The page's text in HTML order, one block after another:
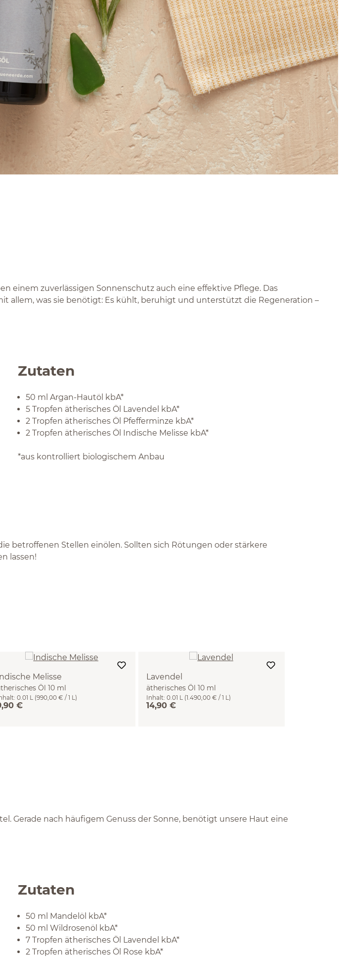
einem zuverlässigen Sonnenschutz auch eine effektive Pflege. Das
allem, was sie benötigt: Es kühlt, beruhigt und unterstützt die Regeneration –
Zutaten
50 ml Argan-Hautöl kbA*
5 Tropfen ätherisches Öl Lavendel kbA*
2 Tropfen ätherisches Öl Pfefferminze kbA*
2 Tropfen ätherisches Öl Indische Melisse kbA*
*aus kontrolliert biologischem Anbau
betroffenen Stellen einölen. Sollten sich Rötungen oder stärkere
lassen!
Melisse
Öl 10 ml
0.01 L (990,00 € / 1 L)
€
Lavendel
ätherisches Öl 10 ml
Inhalt: 0.01 L (1.490,00 € / 1 L)
14,90 €
Gerade nach häufigem Genuss der Sonne, benötigt unsere Haut eine
Zutaten
50 ml Mandelöl kbA*
50 ml Wildrosenöl kbA*
7 Tropfen ätherisches Öl Lavendel kbA*
2 Tropfen ätherisches Öl Rose kbA*